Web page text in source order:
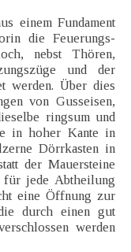
einem Fundament
die Feuerungs-
nebst Thören,
und der
werden. Über dies
von Gusseisen,
ringsum und
in hoher Kante in
Dörrkasten in
der Mauersteine
für jede Abtheilung
eine Öffnung zur
durch einen gut
werden